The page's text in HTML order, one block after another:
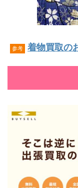
参考 着物買取の